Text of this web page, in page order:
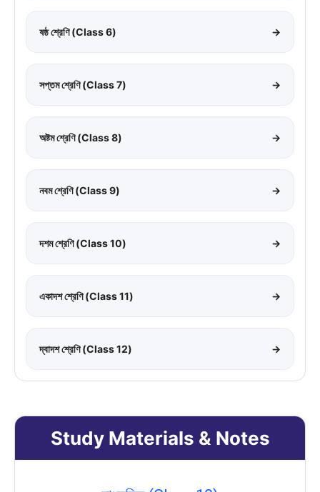
ষষ্ঠ শ্রেণি (Class 6) →
সপ্তম শ্রেণি (Class 7) →
অষ্টম শ্রেণি (Class 8) →
নবম শ্রেণি (Class 9) →
দশম শ্রেণি (Class 10) →
একাদশ শ্রেণি (Class 11) →
দ্বাদশ শ্রেণি (Class 12) →
Study Materials & Notes